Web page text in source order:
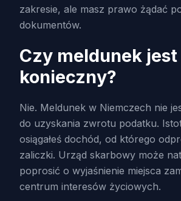
zakresie, ale masz prawo żądać
dokumentów.
Czy meldunek jest
konieczny?
Nie. Meldunek w Niemczech nie
do uzyskania zwrotu podatku.
osiągałeś dochód, od którego
zaliczki. Urząd skarbowy może
poprosić o wyjaśnienie miejsca
centrum interesów życiowych.